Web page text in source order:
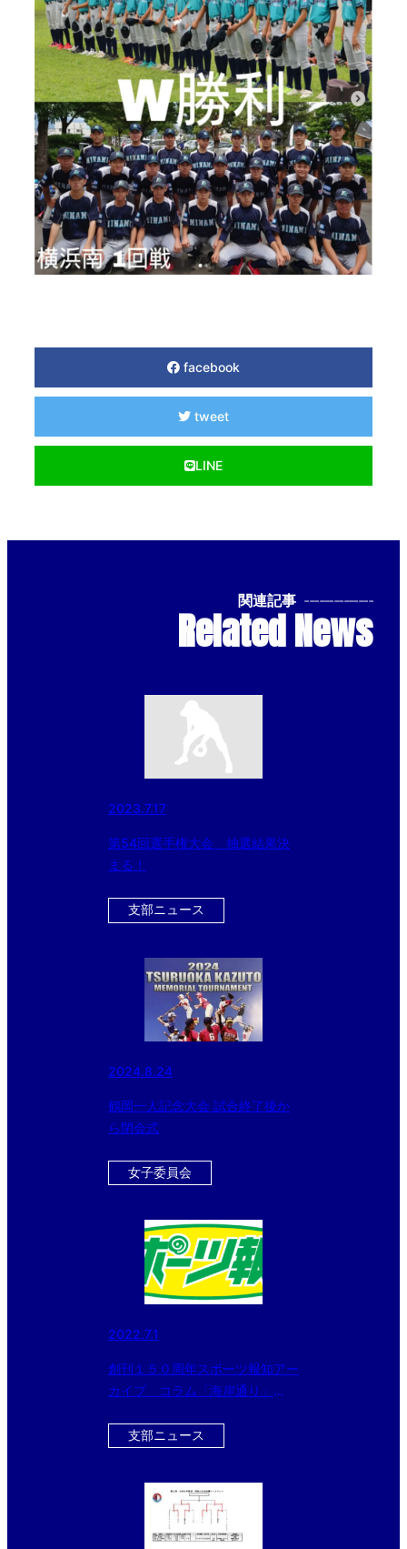
facebook
tweet
LINE
関連記事 --------------
Related News
2023.7.17
第54回選手権大会 抽選結果決
まる！
支部ニュース
2024.8.24
鶴岡一人記念大会 試合終了後か
ら閉会式
女子委員会
2022.7.1
創刊１５０周年スポーツ報知アー
カイブ コラム「海岸通り」
支部ニュース